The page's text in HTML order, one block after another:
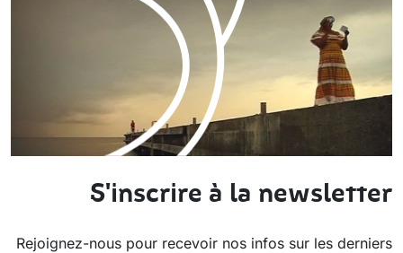
S'inscrire à la newsletter
Rejoignez-nous pour recevoir nos infos sur les derniers